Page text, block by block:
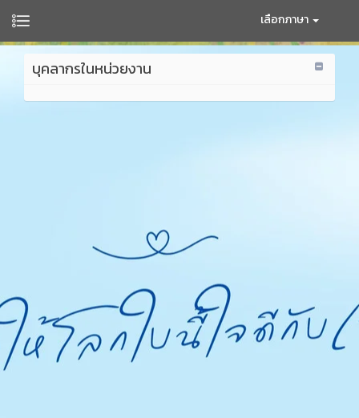
เลือกภาษา
บุคลากรในหน่วยงาน